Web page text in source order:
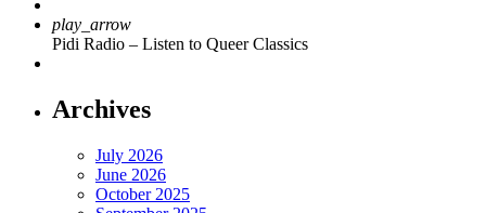
play_arrow
Pidi Radio – Listen to Queer Classics
Archives
July 2026
June 2026
October 2025